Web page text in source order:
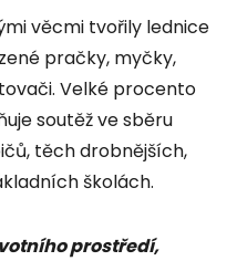
věcmi tvořily lednice
pračky, myčky,
Velké procento
soutěž ve sběru
těch drobnějších,
školách.
prostředí,